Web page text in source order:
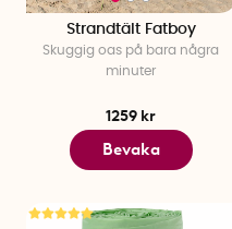
Strandtält Fatboy
Skuggig oas på bara några
minuter
1259 kr
Bevaka